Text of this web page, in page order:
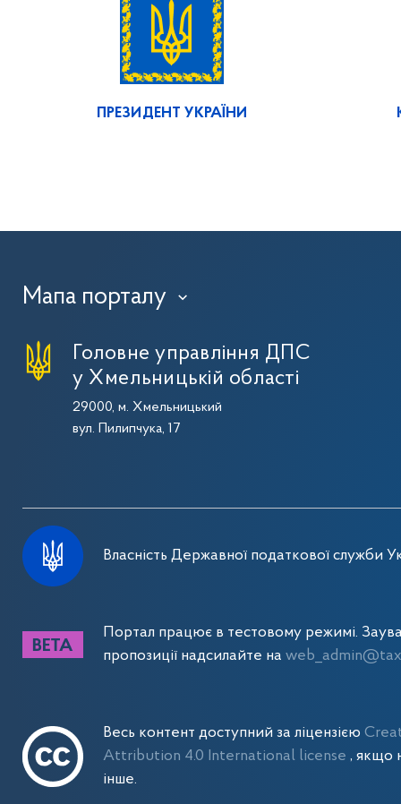
ПРЕЗИДЕНТ УКРАЇНИ
Мапа порталу ›
Головне управління ДПС
у Хмельницькій області
29000, м. Хмельницький
вул. Пилипчука, 17
Власність Державної податкової служби
Портал працює в тестовому режимі.
пропозиції надсилайте на
Весь контент доступний за ліцензією
Attribution 4.0 International license , якщо
інше.